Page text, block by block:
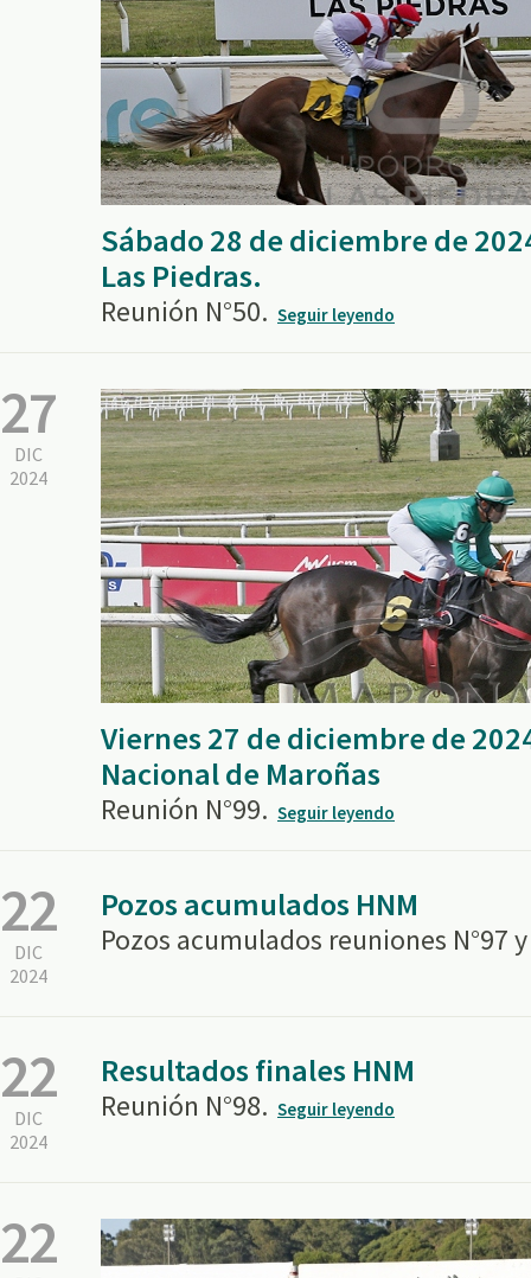
Sábado 28 de diciembre de
Las Piedras.
Reunión N°50. Seguir leyendo
27
DIC
2024
Viernes 27 de diciembre de
Nacional de Maroñas
Reunión N°99. Seguir leyendo
22
DIC
2024
Pozos acumulados HNM
Pozos acumulados reuniones N°97 y
22
DIC
2024
Resultados finales HNM
Reunión N°98. Seguir leyendo
22